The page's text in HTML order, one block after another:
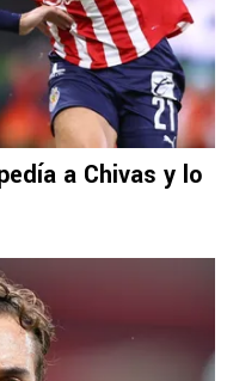
a Chivas y lo